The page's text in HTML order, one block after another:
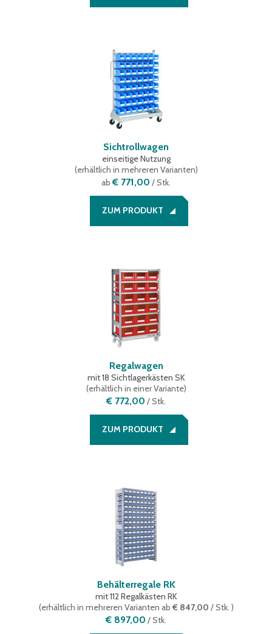
Sichtrollwagen
einseitige Nutzung
(erhältlich in mehreren Varianten)
ab€ 771,00 / Stk.
ZUM PRODUKT
Regalwagen
mit 18 Sichtlagerkästen SK
(erhältlich in einer Variante)
€ 772,00 /Stk.
ZUM PRODUKT
Behälterregale RK
mit 112 Regalkästen RK
(erhältlich in mehreren Varianten ab € 847,00 / Stk. )
€ 897,00 /Stk.